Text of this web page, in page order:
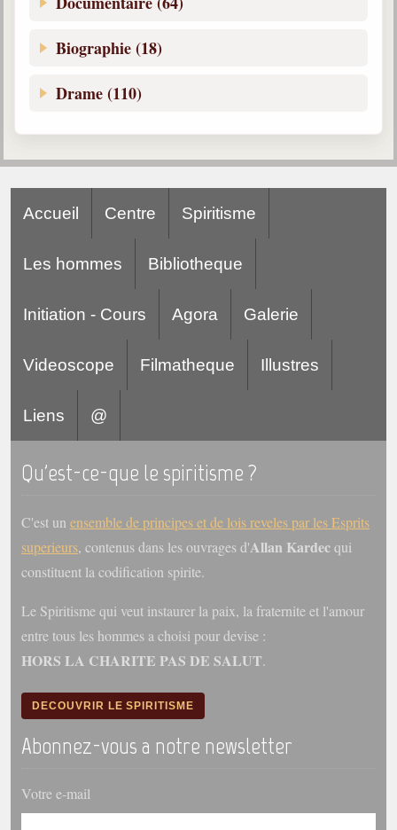
Biographie (18)
Drame (110)
Accueil Centre Spiritisme
Les hommes Bibliotheque
Initiation - Cours Agora Galerie
Videoscope Filmatheque Illustres
Liens @
Qu'est-ce-que le spiritisme ?
C'est un ensemble de principes et de lois reveles par les Esprits
superieurs, contenus dans les ouvrages d'Allan Kardecqui
constituent la codification spirite.
Le Spiritisme qui veut instaurer la paix, la fraternite et l'amour
entre tous les hommes a choisi pour devise :
HORS LA CHARITE PAS DE SALUT.
DECOUVRIR LE SPIRITISME
Abonnez-vous a notre newsletter
Votre e-mail